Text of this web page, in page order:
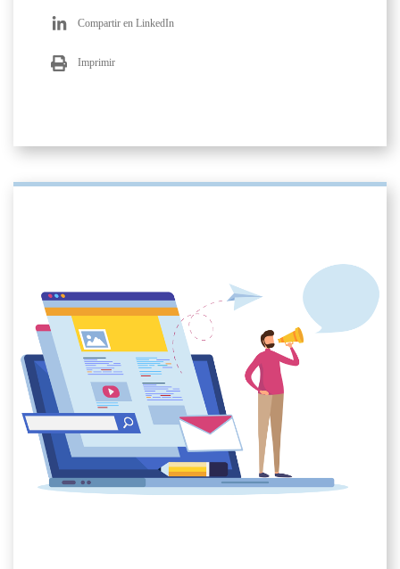
Compartir en LinkedIn
Imprimir